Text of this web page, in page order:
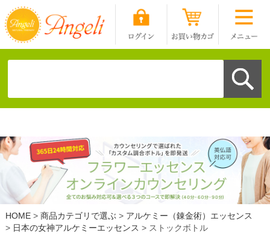
HOME 商品カテゴリで選ぶ
アルケミー（錬金術）エッセンス
日本の女神アルケミーエッセンス
ストックボトル